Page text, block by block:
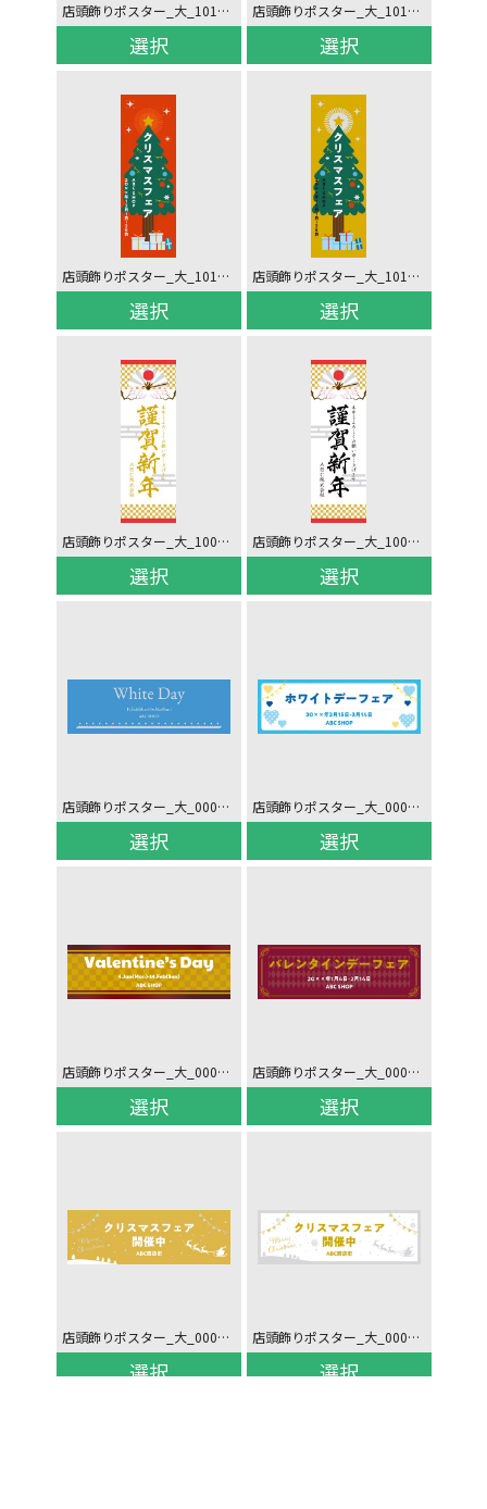
店頭飾りポスター_大_10184086
選択
店頭飾りポスター_大_10184056
選択
店頭飾りポスター_大_10184026
選択
店頭飾りポスター_大_10183996
選択
店頭飾りポスター_大_10083706
選択
店頭飾りポスター_大_10083676
選択
店頭飾りポスター_大_00088136
選択
店頭飾りポスター_大_00088106
選択
店頭飾りポスター_大_00088076
選択
店頭飾りポスター_大_00088046
選択
店頭飾りポスター_大_00083646
選択
店頭飾りポスター_大_00083616
選択